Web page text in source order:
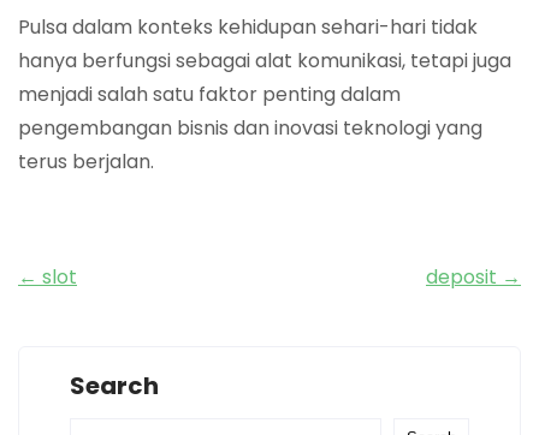
Pulsa dalam konteks kehidupan sehari-hari tidak
hanya berfungsi sebagai alat komunikasi, tetapi juga
menjadi salah satu faktor penting dalam
pengembangan bisnis dan inovasi teknologi yang
terus berjalan.
Post
← slot deposit →
Search